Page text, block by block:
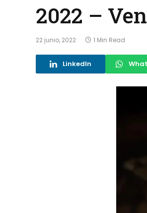
2022 –
22 junio, 2022 1 Min Read
LinkedIn